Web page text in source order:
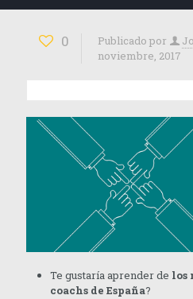
0 Publicado por
noviembre, 2017
Te gustaría aprender de los
coachs de España?